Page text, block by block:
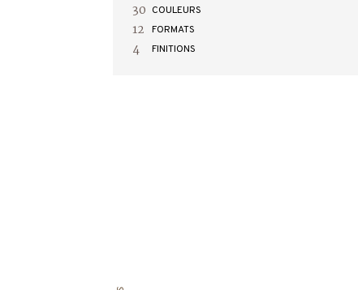
30 COULEURS
12 FORMATS
4 FINITIONS